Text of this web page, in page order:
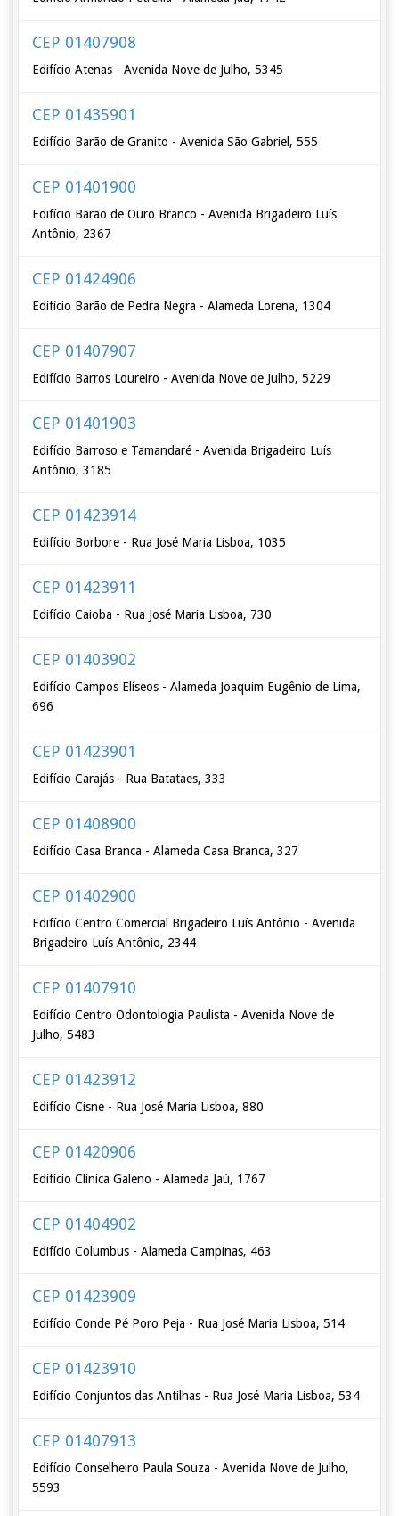
CEP 01407908
Edifício Atenas - Avenida Nove de Julho, 5345
CEP 01435901
Edifício Barão de Granito - Avenida São Gabriel, 555
CEP 01401900
Edifício Barão de Ouro Branco - Avenida Brigadeiro Luís
Antônio, 2367
CEP 01424906
Edifício Barão de Pedra Negra - Alameda Lorena, 1304
CEP 01407907
Edifício Barros Loureiro - Avenida Nove de Julho, 5229
CEP 01401903
Edifício Barroso e Tamandaré - Avenida Brigadeiro Luís
Antônio, 3185
CEP 01423914
Edifício Borbore - Rua José Maria Lisboa, 1035
CEP 01423911
Edifício Caioba - Rua José Maria Lisboa, 730
CEP 01403902
Edifício Campos Elíseos - Alameda Joaquim Eugênio de Lima,
696
CEP 01423901
Edifício Carajás - Rua Batataes, 333
CEP 01408900
Edifício Casa Branca - Alameda Casa Branca, 327
CEP 01402900
Edifício Centro Comercial Brigadeiro Luís Antônio - Avenida
Brigadeiro Luís Antônio, 2344
CEP 01407910
Edifício Centro Odontologia Paulista - Avenida Nove de
Julho, 5483
CEP 01423912
Edifício Cisne - Rua José Maria Lisboa, 880
CEP 01420906
Edifício Clínica Galeno - Alameda Jaú, 1767
CEP 01404902
Edifício Columbus - Alameda Campinas, 463
CEP 01423909
Edifício Conde Pé Poro Peja - Rua José Maria Lisboa, 514
CEP 01423910
Edifício Conjuntos das Antilhas - Rua José Maria Lisboa, 534
CEP 01407913
Edifício Conselheiro Paula Souza - Avenida Nove de Julho,
5593